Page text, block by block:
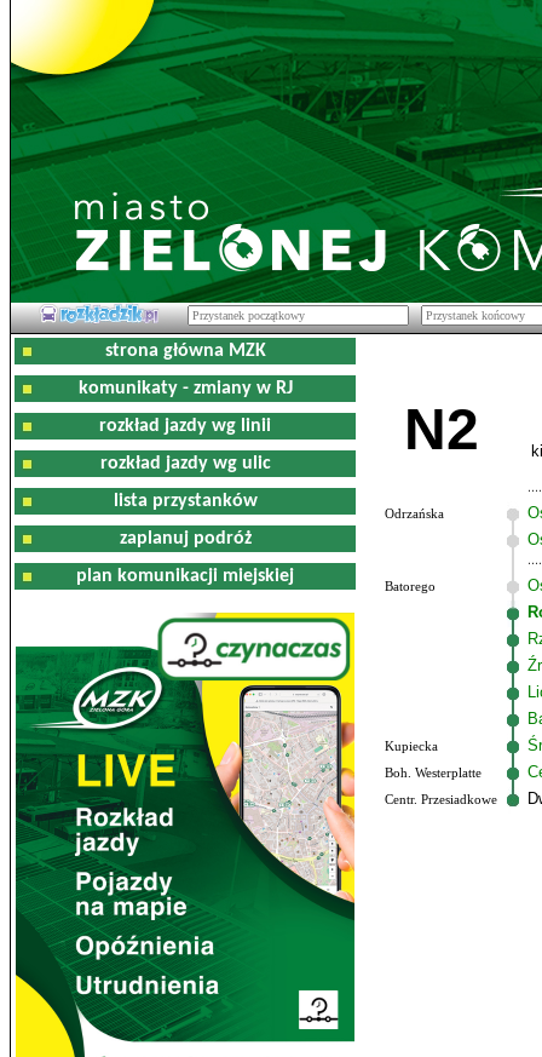
strona główna MZK
komunikaty - zmiany w RJ
rozkład jazdy wg linii
rozkład jazdy wg ulic
lista przystanków
zaplanuj podróż
plan komunikacji miejskiej
N2
Odrzańska
Batorego
Kupiecka
Boh. Westerplatte
Centr. Przesiadkowe